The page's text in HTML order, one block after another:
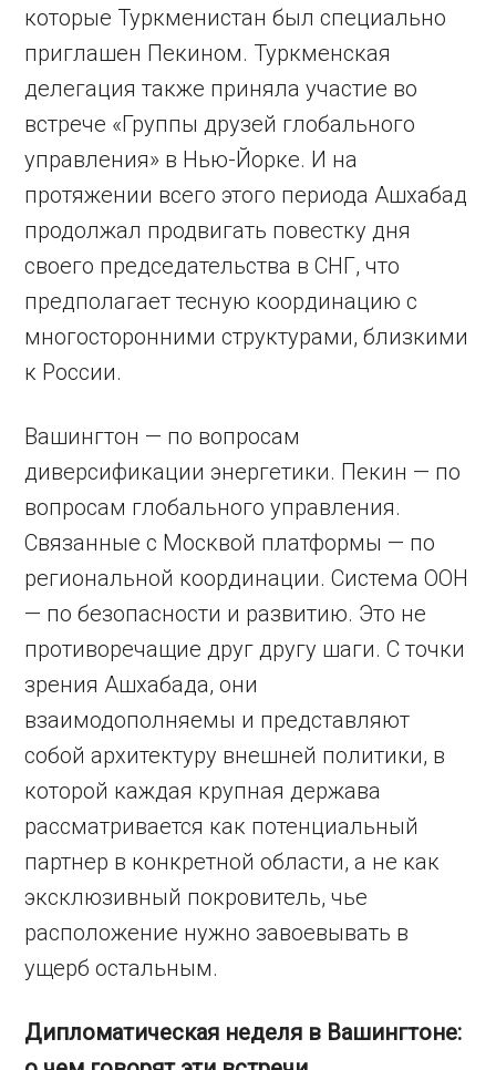
которые Туркменистан был специально
приглашен Пекином. Туркменская
делегация также приняла участие во
встрече «Группы друзей глобального
управления» в Нью-Йорке. И на
протяжении всего этого периода Ашхабад
продолжал продвигать повестку дня
своего председательства в СНГ, что
предполагает тесную координацию с
многосторонними структурами, близкими
к России.
Вашингтон — по вопросам
диверсификации энергетики. Пекин — по
вопросам глобального управления.
Связанные с Москвой платформы — по
региональной координации. Система ООН
— по безопасности и развитию. Это не
противоречащие друг другу шаги. С точки
зрения Ашхабада, они
взаимодополняемы и представляют
собой архитектуру внешней политики, в
которой каждая крупная держава
рассматривается как потенциальный
партнер в конкретной области, а не как
эксклюзивный покровитель, чье
расположение нужно завоевывать в
ущерб остальным.
Дипломатическая неделя в Вашингтоне: